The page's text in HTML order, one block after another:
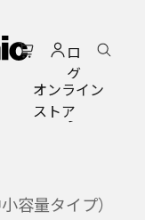
ロ
グ
イ
ン
オンライン
ストア
容量タイプ）